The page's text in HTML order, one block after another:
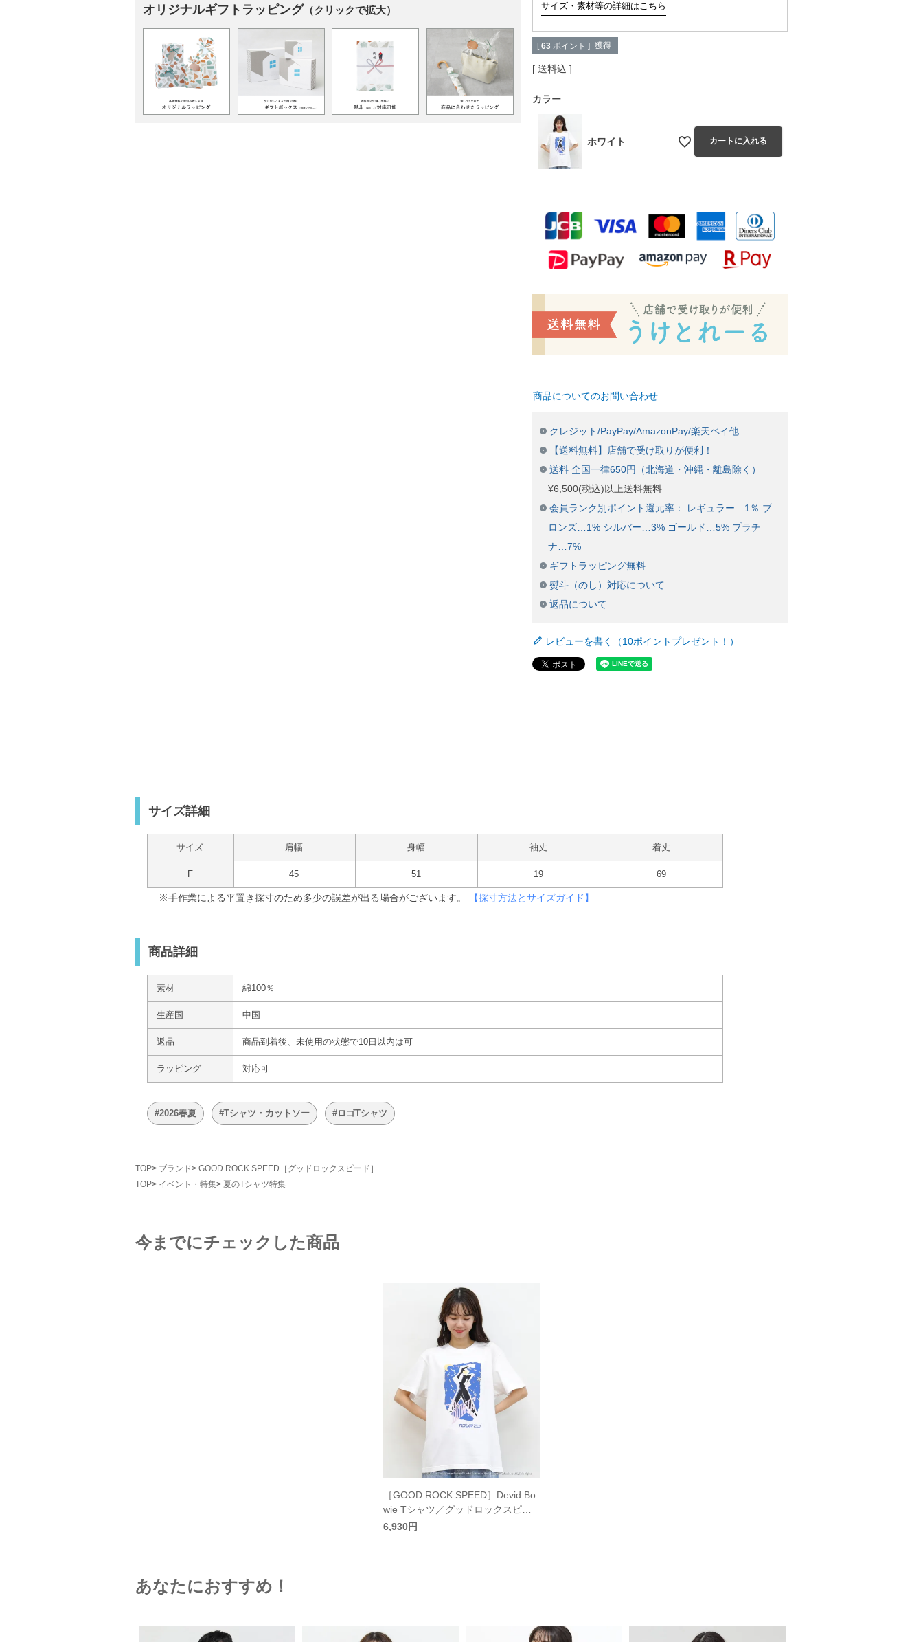
オリジナルギフトラッピング （クリックで拡大） サイズ・素材等の詳細はこちら
[ 63 ポイント ] 獲得
送料込
カラー
ホワイト カートに入れる
商品についてのお問い合わせ
クレジット/PayPay/AmazonPay/楽天ペイ他
【送料無料】店舗で受け取りが便利！
送料 全国一律650円（北海道・沖縄・離島除く）
¥6,500(税込)以上送料無料
会員ランク別ポイント還元率： レギュラー…1％ ブ
ロンズ…1% シルバー…3% ゴールド…5% プラチ
ナ…7%
ギフトラッピング無料
熨斗（のし）対応について
返品について
レビューを書く（10ポイントプレゼント！）
サイズ詳細
サイズ 肩幅 身幅 袖丈 着丈
F 45 51 19 69
※手作業による平置き採寸のため多少の誤差が出る場合がございます。 【採寸方法とサイズガイド】
商品詳細
素材 綿100％
生産国 中国
返品 商品到着後、未使用の状態で10日以内は可
ラッピング 対応可
#2026春夏 #Tシャツ・カットソー #ロゴTシャツ
TOP ブランド
GOOD ROCK SPEED［グッドロックスピード］
TOP
イベント・特集 夏のTシャツ特集
今までにチェックした商品
［GOOD ROCK SPEED］Devid Bo
wie Tシャツ／グッドロックスピー
ド
6,930円
あなたにおすすめ！